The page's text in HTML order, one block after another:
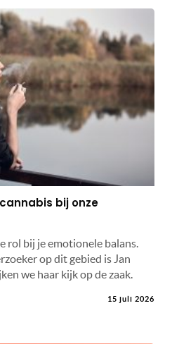
bij onze
rol bij je emotionele balans.
op dit gebied is Jan
we haar kijk op de zaak.
15 juli 2026